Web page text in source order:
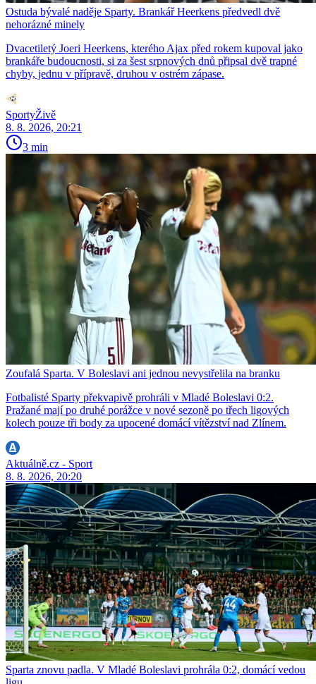
Ostuda bývalé naděje Sparty. Brankář Heerkens předvedl dvě
nehorázné minely
Dvacetiletý Joeri Heerkens, kterého Ajax před rokem kupoval jako
brankáře budoucnosti, si za šest srpnových dnů připsal dvě trapné
chyby, jednu v přípravě, druhou v ostrém zápase.
SportyŽivě
8. 8. 2026, 20:21
3 min
Zoufalá Sparta. V Boleslavi ani jednou nevystřelila na branku
Fotbalisté Sparty překvapivě prohráli v Mladé Boleslavi 0:2.
Pražané mají po druhé porážce v nové sezoně po třech ligových
kolech pouze tři body za upocené domácí vítězství nad Zlínem.
Aktuálně.cz - Sport
8. 8. 2026, 20:20
Sparta znovu padla. V Mladé Boleslavi prohrála 0:2, domácí vedou